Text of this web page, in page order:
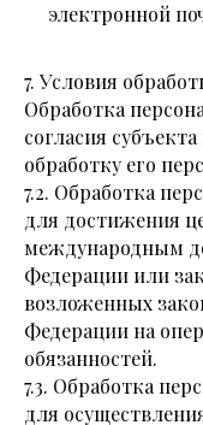
электронной
7. Условия
Обработка
согласия
обработку его
7.2. Обработка
для достижения
международным
Федерации или
возложенных
Федерации на
обязанностей.
7.3. Обработка
для